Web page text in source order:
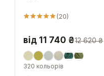
(20)
від 11 740 ₴12 620 ₴
320 кольорів